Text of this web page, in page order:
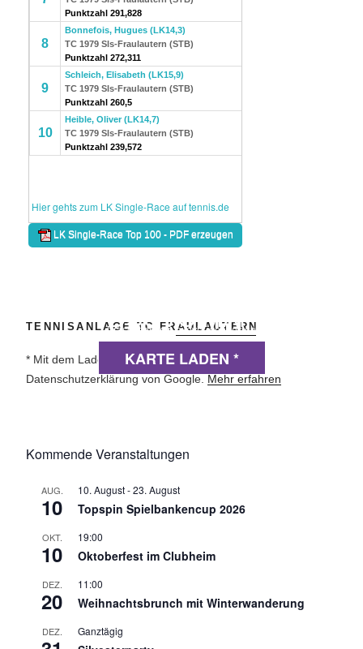
TENNISANLAGE TC FRAULAUTERN
DSGVO MAP
KARTE LADEN *
Präsentiert von exovia webdesign
* Mit dem Laden der Karte akzeptierst du die
Datenschutzerklärung von Google. Mehr erfahren
Kommende Veranstaltungen
AUG.
10
10. August-23. August
Topspin Spielbankencup 2026
OKT.
10
19:00
Oktoberfest im Clubheim
DEZ.
20
11:00
Weihnachtsbrunch mit Winterwanderung
DEZ. Ganztägig